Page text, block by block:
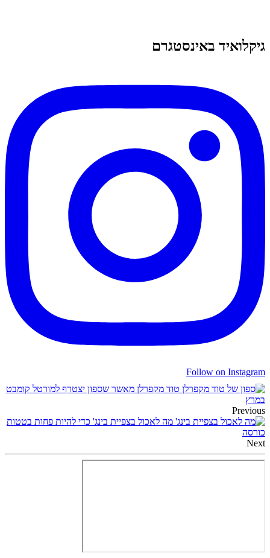
גיקלואיד באינסטגרם
Follow on Instagram
טוד מקפרלן מאשר שספון יצטרף למורטל קומבט
במרץ
Previous
מה לאכול בצפיית בינג' כדי להיות פחות בטטות
כורסה
Next